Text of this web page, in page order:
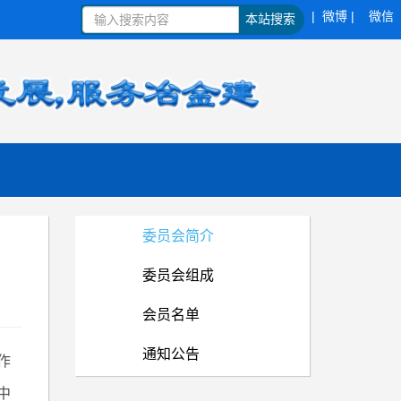
本站搜索 | 微博 | 微信
委员会简介
委员会组成
会员名单
通知公告